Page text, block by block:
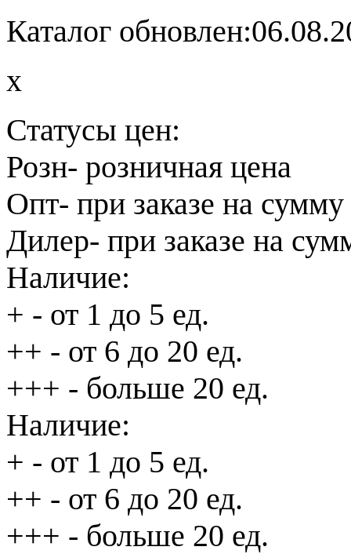
Каталог
x
Статусы цен:
Розн- розничная цена
Опт- при заказе на
Дилер- при заказе на
Наличие:
+ - от 1 до 5 ед.
++ - от 6 до 20 ед.
+++ - больше 20 ед.
Наличие:
+ - от 1 до 5 ед.
++ - от 6 до 20 ед.
+++ - больше 20 ед.